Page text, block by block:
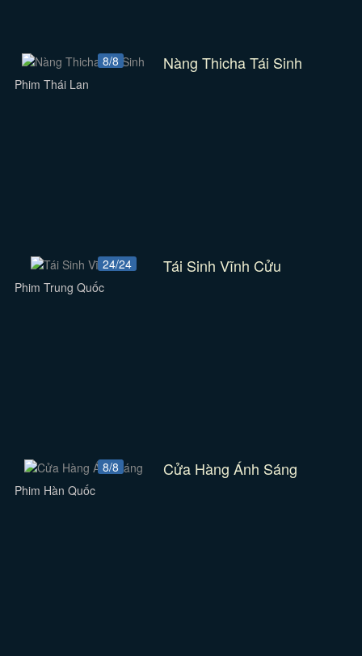
8/8 Nàng Thicha Tái Sinh
Phim Thái Lan
24/24 Tái Sinh Vĩnh Cửu
Phim Trung Quốc
8/8 Cửa Hàng Ánh Sáng
Phim Hàn Quốc